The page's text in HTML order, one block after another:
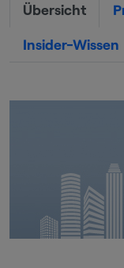
Übersicht
Insider-Wissen